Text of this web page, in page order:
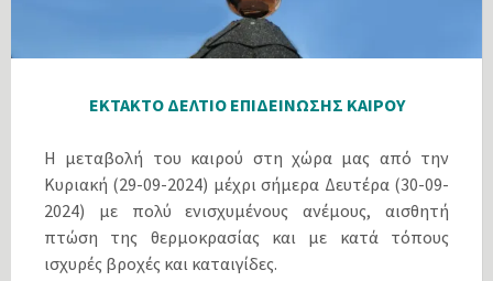
ΕΚΤΑΚΤΟ ΔΕΛΤΙΟ ΕΠΙΔΕΙΝΩΣΗΣ ΚΑΙΡΟΥ
Η μεταβολή του καιρού στη χώρα μας από την
Κυριακή (29-09-2024) μέχρι σήμερα Δευτέρα (30-09-
2024) με πολύ ενισχυμένους ανέμους, αισθητή
πτώση της θερμοκρασίας και με κατά τόπους
ισχυρές βροχές και καταιγίδες.